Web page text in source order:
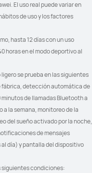
_
El uso real puede variar en
de uso y los factores
hasta 12 días con un uso
horas en el modo deportivo al
se prueba en las siguientes
detección automática de
de llamadas Bluetooth a
a la semana, monitoreo de la
del sueño activado por la noche,
de mensajes
día) y pantalla del dispositivo
siguientes condiciones: